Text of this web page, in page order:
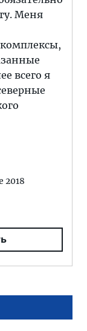
Меня
всего я
2018